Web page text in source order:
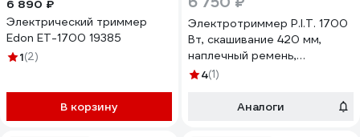
6 890 ₽
Электрический триммер
Edon ET-1700 19385
1(2)
В корзину
Электротриммер P.I.T. 1700
Вт, скашивание 420 мм,
наплечный ремень,
велорукоятка, разъемная
4(1)
Аналоги